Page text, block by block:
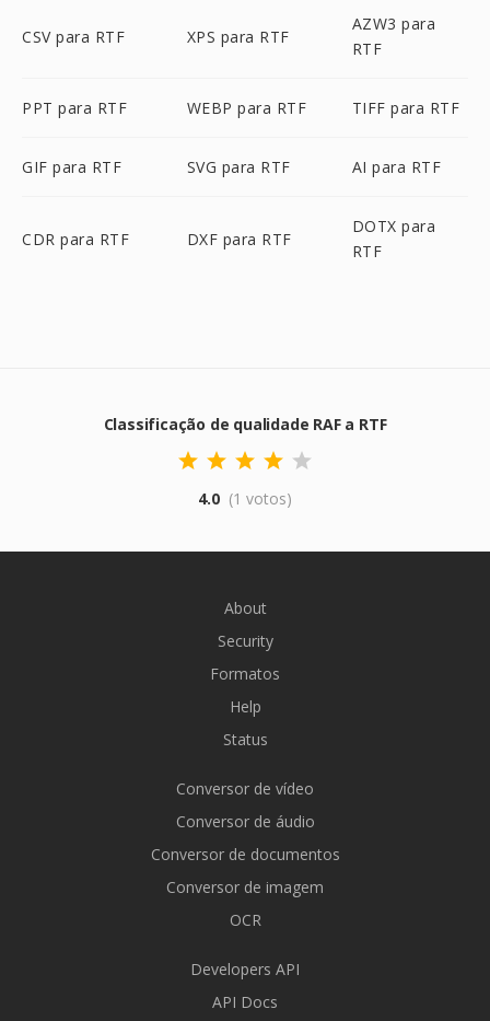
CSV para RTF XPS para RTF
AZW3 para
RTF
PPT para RTF WEBP para RTF TIFF para RTF
GIF para RTF SVG para RTF AI para RTF
CDR para RTF DXF para RTF
DOTX para
RTF
Classificação de qualidade RAF a RTF
4.0 (1 votos)
About
Security
Formatos
Help
Status
Conversor de vídeo
Conversor de áudio
Conversor de documentos
Conversor de imagem
OCR
Developers API
API Docs